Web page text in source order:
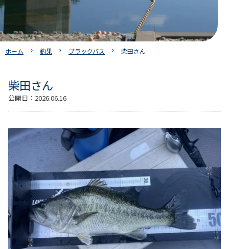
ホーム 釣果 ブラックバス 柴田さん
柴田さん
公開日： 2026.06.16